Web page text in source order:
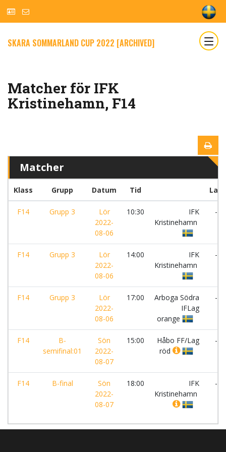
SKARA SOMMARLAND CUP 2022 [ARCHIVED]
Matcher för IFK
Kristinehamn, F14
Matcher
Klass Grupp Datum Tid Lag
F14 Grupp 3
Lör
2022-
08-06
10:30
IFK
Kristinehamn
-
F14 Grupp 3
Lör
2022-
08-06
14:00
IFK
Kristinehamn
-
F14 Grupp 3
Lör
2022-
08-06
17:00
Arboga Södra
IFLag
orange
-
F14
B-
semifinal:01
Sön
2022-
08-07
15:00
Håbo FF/Lag
röd
-
F14 B-final
Sön
2022-
08-07
18:00
IFK
Kristinehamn
-